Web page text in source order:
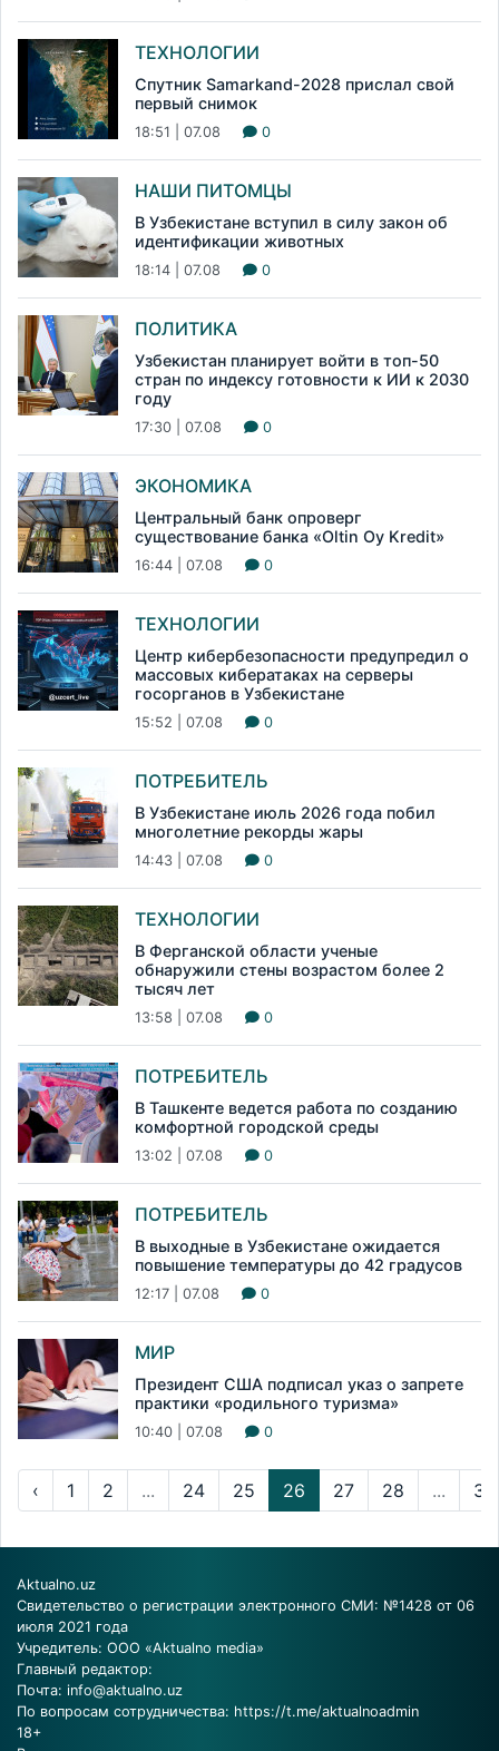
ТЕХНОЛОГИИ
Спутник Samarkand-2028 прислал свой
первый снимок
18:51 | 07.08 0
НАШИ ПИТОМЦЫ
В Узбекистане вступил в силу закон об
идентификации животных
18:14 | 07.08 0
ПОЛИТИКА
Узбекистан планирует войти в топ-50
стран по индексу готовности к ИИ к 2030
году
17:30 | 07.08 0
ЭКОНОМИКА
Центральный банк опроверг
существование банка «Oltin Oy Kredit»
16:44 | 07.08 0
ТЕХНОЛОГИИ
Центр кибербезопасности предупредил о
массовых кибератаках на серверы
госорганов в Узбекистане
15:52 | 07.08 0
ПОТРЕБИТЕЛЬ
В Узбекистане июль 2026 года побил
многолетние рекорды жары
14:43 | 07.08 0
ТЕХНОЛОГИИ
В Ферганской области ученые
обнаружили стены возрастом более 2
тысяч лет
13:58 | 07.08 0
ПОТРЕБИТЕЛЬ
В Ташкенте ведется работа по созданию
комфортной городской среды
13:02 | 07.08 0
ПОТРЕБИТЕЛЬ
В выходные в Узбекистане ожидается
повышение температуры до 42 градусов
12:17 | 07.08 0
МИР
Президент США подписал указ о запрете
практики «родильного туризма»
10:40 | 07.08 0
‹ 1 2 ... 24 25 26 27 28 ...
Aktualno.uz
Свидетельство о регистрации электронного СМИ: №1428 от 06
июля 2021 года
Учредитель: ООО «Aktualno media»
Главный редактор:
Почта: info@aktualno.uz
По вопросам сотрудничества: https://t.me/aktualnoadmin
18+